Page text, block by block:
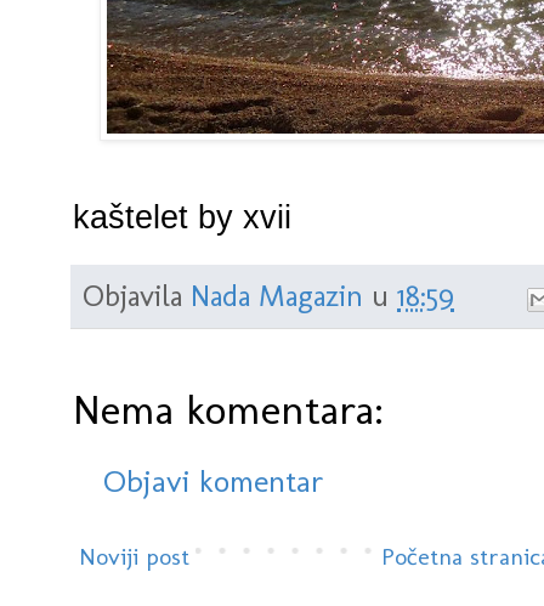
kaštelet by xvii
Objavila Nada Magazin u 18:59
Nema komentara:
Objavi komentar
Noviji post Početna